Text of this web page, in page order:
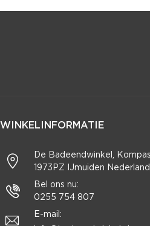
WINKELINFORMATIE
De Badeendwinkel,
1973PZ IJmuiden Nederland
Bel ons nu:
0255 754 807
E-mail: